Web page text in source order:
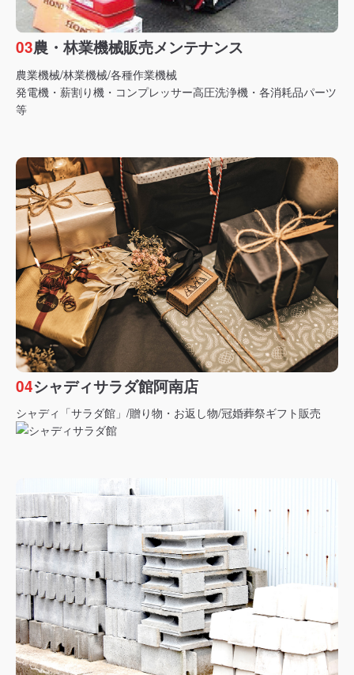
03農・林業機械販売メンテナンス
農業機械/林業機械/各種作業機械
発電機・薪割り機・コンプレッサー高圧洗浄機・各消耗品パーツ
等
04シャディサラダ館阿南店
シャディ「サラダ館」/贈り物・お返し物/冠婚葬祭ギフト販売